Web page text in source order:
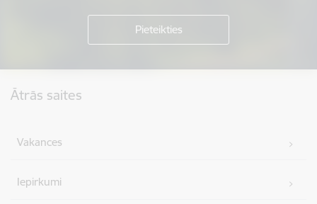
Ātrās saites
Vakances
Iepirkumi